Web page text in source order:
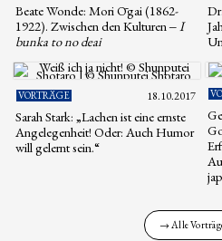
Beate Wonde: Mori Ōgai (1862-
1922). Zwischen den Kulturen ‒I
bunka to no deai
VORTRÄGE 18.10.2017
Sarah Stark: „Lachen ist eine ernste
Angelegenheit! Oder: Auch Humor
will gelernt sein.“
→ Alle